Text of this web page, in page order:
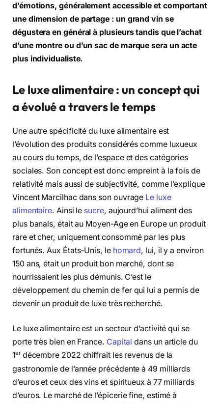
d’émotions, généralement accessible et comportant
une dimension de partage : un grand vin se
dégustera en général à plusieurs tandis que l’achat
d’une montre ou d’un sac de marque sera un acte
plus individualiste.
Le luxe alimentaire : un concept qui
a évolué a travers le temps
Une autre spécificité du luxe alimentaire est
l’évolution des produits considérés comme luxueux
au cours du temps, de l’espace et des catégories
sociales. Son concept est donc empreint à la fois de
relativité mais aussi de subjectivité, comme l’explique
Vincent Marcilhac dans son ouvrage Le luxe
alimentaire. Ainsi le sucre, aujourd’hui aliment des
plus banals, était au Moyen-Age en Europe un produit
rare et cher, uniquement consommé par les plus
fortunés. Aux États-Unis, le homard, lui, il y a environ
150 ans, était un produit bon marché, dont se
nourrissaient les plus démunis. C’est le
développement du chemin de fer qui lui a permis de
devenir un produit de luxe très recherché.
Le luxe alimentaire est un secteur d’activité qui se
porte très bien en France. Capital dans un article du
1erdécembre 2022 chiffrait les revenus de la
gastronomie de l’année précédente à 49 milliards
d’euros et ceux des vins et spiritueux à 77 milliards
d’euros. Le marché de l’épicerie fine, estimé à